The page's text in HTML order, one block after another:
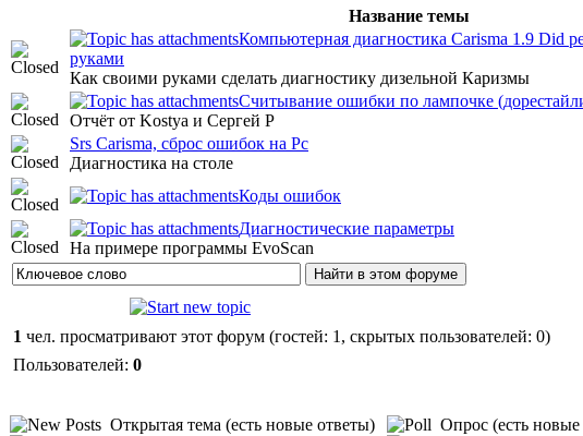
Название темы
Компьютерная диагностика Carisma 1.9 Did
руками
Как своими руками сделать диагностику дизельной Каризмы
Считывание ошибки по лампочке
Отчёт от Kostya и Сергей Р
Srs Carisma, сброс ошибок на Pc
Диагностика на столе
Коды ошибок
Диагностические параметры
На примере программы EvoScan
1 чел. просматривают этот форум (гостей: 1, скрытых пользователей: 0)
Пользователей: 0
Открытая тема (есть новые ответы)
Опрос (есть новые